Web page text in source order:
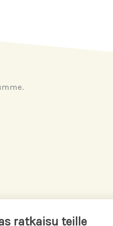
ratkaisu teille